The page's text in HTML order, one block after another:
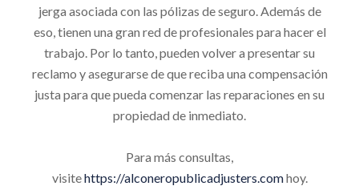
jerga asociada con las pólizas de seguro. Además de
eso, tienen una gran red de profesionales para hacer el
trabajo. Por lo tanto, pueden volver a presentar su
reclamo y asegurarse de que reciba una compensación
justa para que pueda comenzar las reparaciones en su
propiedad de inmediato.
Para más consultas,
visitehttps://alconeropublicadjusters.comhoy.